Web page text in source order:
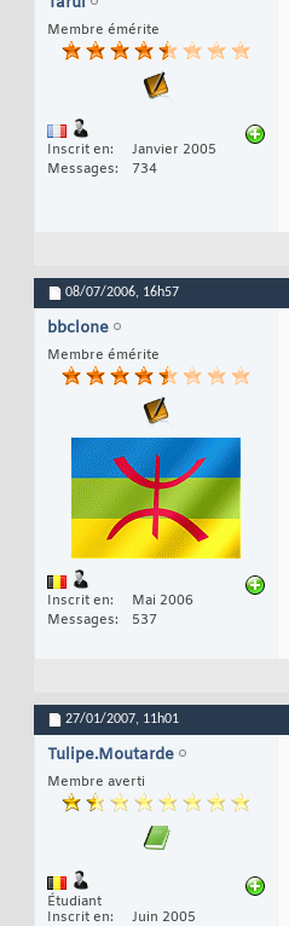
Membre émérite
Inscrit en
Janvier 2005
Messages
734
08/07/2006, 16h57
bbclone
Membre émérite
Inscrit en
Mai 2006
Messages
537
27/01/2007, 11h01
Tulipe.Moutarde
Membre averti
Étudiant
Inscrit en
Juin 2005